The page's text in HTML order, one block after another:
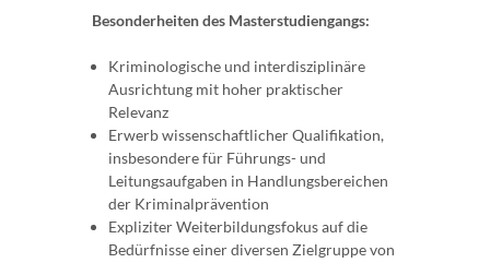
Besonderheiten des Masterstudiengangs:
Kriminologische und interdisziplinäre
Ausrichtung mit hoher praktischer
Relevanz
Erwerb wissenschaftlicher Qualifikation,
insbesondere für Führungs- und
Leitungsaufgaben in Handlungsbereichen
der Kriminalprävention
Expliziter Weiterbildungsfokus auf die
Bedürfnisse einer diversen Zielgruppe von